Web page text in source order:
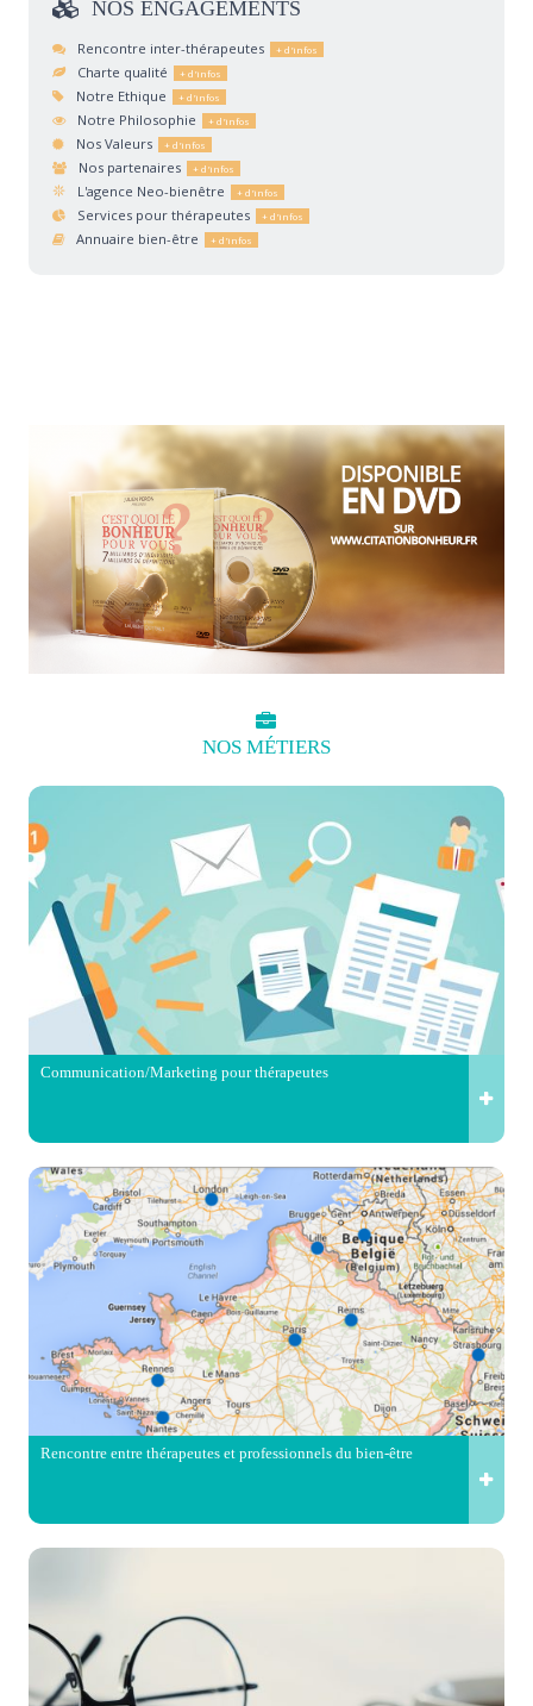
NOS ENGAGEMENTS
Rencontre inter-thérapeutes
Charte qualité
Notre Ethique
Notre Philosophie
Nos Valeurs
Nos partenaires
L'agence Neo-bienêtre
Services pour thérapeutes
Annuaire bien-être
NOS MÉTIERS
Communication/Marketing pour thérapeutes
Rencontre entre thérapeutes et professionnels du bien-être